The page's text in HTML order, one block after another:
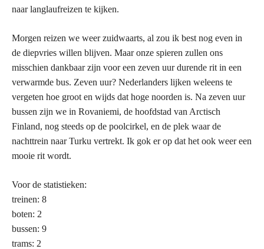
naar langlaufreizen te kijken.
Morgen reizen we weer zuidwaarts, al zou ik best nog even in
de diepvries willen blijven. Maar onze spieren zullen ons
misschien dankbaar zijn voor een zeven uur durende rit in een
verwarmde bus. Zeven uur? Nederlanders lijken weleens te
vergeten hoe groot en wijds dat hoge noorden is. Na zeven uur
bussen zijn we in Rovaniemi, de hoofdstad van Arctisch
Finland, nog steeds op de poolcirkel, en de plek waar de
nachttrein naar Turku vertrekt. Ik gok er op dat het ook weer een
mooie rit wordt.
Voor de statistieken:
treinen: 8
boten: 2
bussen: 9
trams: 2